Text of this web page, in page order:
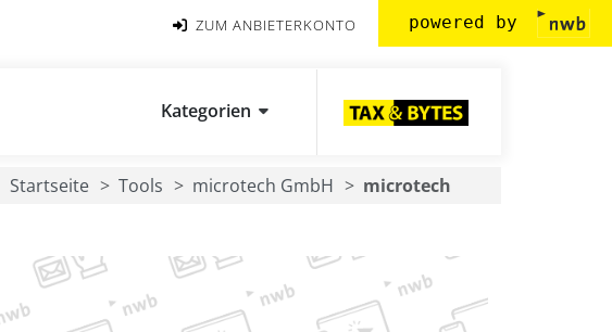
ZUM ANBIETERKONTO powered by
Kategorien
Startseite Tools microtech GmbH microtech